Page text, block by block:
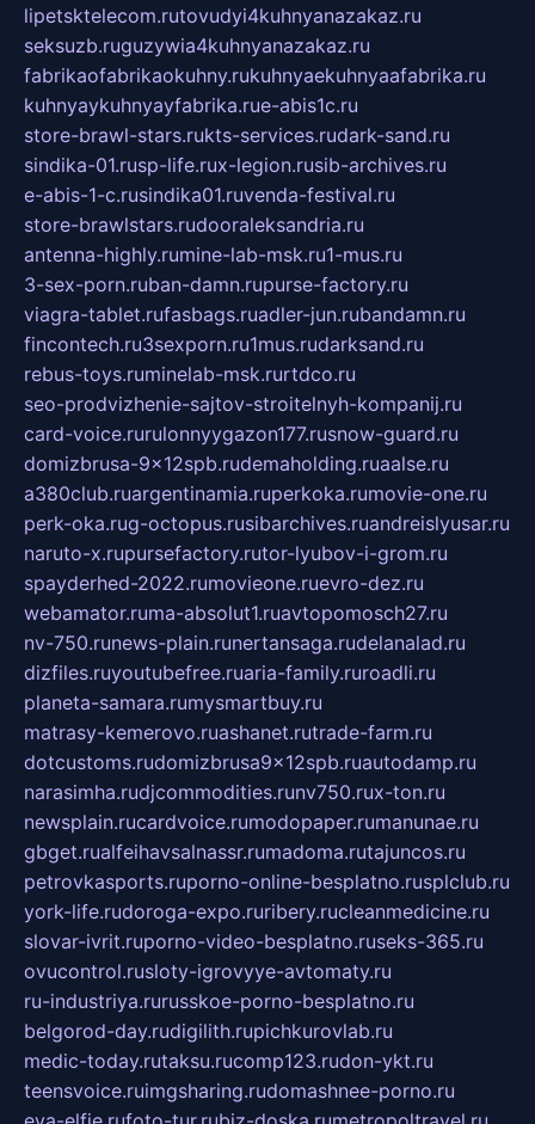
lipetsktelecom.rutovudyi4kuhnyanazakaz.ru
seksuzb.ruguzywia4kuhnyanazakaz.ru
fabrikaofabrikaokuhny.rukuhnyaekuhnyaafabrika.ru
kuhnyaykuhnyayfabrika.rue-abis1c.ru
store-brawl-stars.rukts-services.rudark-sand.ru
sindika-01.rusp-life.rux-legion.rusib-archives.ru
e-abis-1-c.rusindika01.ruvenda-festival.ru
store-brawlstars.rudooraleksandria.ru
antenna-highly.rumine-lab-msk.ru1-mus.ru
3-sex-porn.ruban-damn.rupurse-factory.ru
viagra-tablet.rufasbags.ruadler-jun.rubandamn.ru
fincontech.ru3sexporn.ru1mus.rudarksand.ru
rebus-toys.ruminelab-msk.rurtdco.ru
seo-prodvizhenie-sajtov-stroitelnyh-kompanij.ru
card-voice.rurulonnyygazon177.rusnow-guard.ru
domizbrusa-9x12spb.rudemaholding.ruaalse.ru
a380club.ruargentinamia.ruperkoka.rumovie-one.ru
perk-oka.rug-octopus.rusibarchives.ruandreislyusar.ru
naruto-x.rupursefactory.rutor-lyubov-i-grom.ru
spayderhed-2022.rumovieone.ruevro-dez.ru
webamator.ruma-absolut1.ruavtopomosch27.ru
nv-750.runews-plain.runertansaga.rudelanalad.ru
dizfiles.ruyoutubefree.ruaria-family.ruroadli.ru
planeta-samara.rumysmartbuy.ru
matrasy-kemerovo.ruashanet.rutrade-farm.ru
dotcustoms.rudomizbrusa9x12spb.ruautodamp.ru
narasimha.rudjcommodities.runv750.rux-ton.ru
newsplain.rucardvoice.rumodopaper.rumanunae.ru
gbget.rualfeihavsalnassr.rumadoma.rutajuncos.ru
petrovkasports.ruporno-online-besplatno.rusplclub.ru
york-life.rudoroga-expo.ruribery.rucleanmedicine.ru
slovar-ivrit.ruporno-video-besplatno.ruseks-365.ru
ovucontrol.rusloty-igrovyye-avtomaty.ru
ru-industriya.rurusskoe-porno-besplatno.ru
belgorod-day.rudigilith.rupichkurovlab.ru
medic-today.rutaksu.rucomp123.rudon-ykt.ru
teensvoice.ruimgsharing.rudomashnee-porno.ru